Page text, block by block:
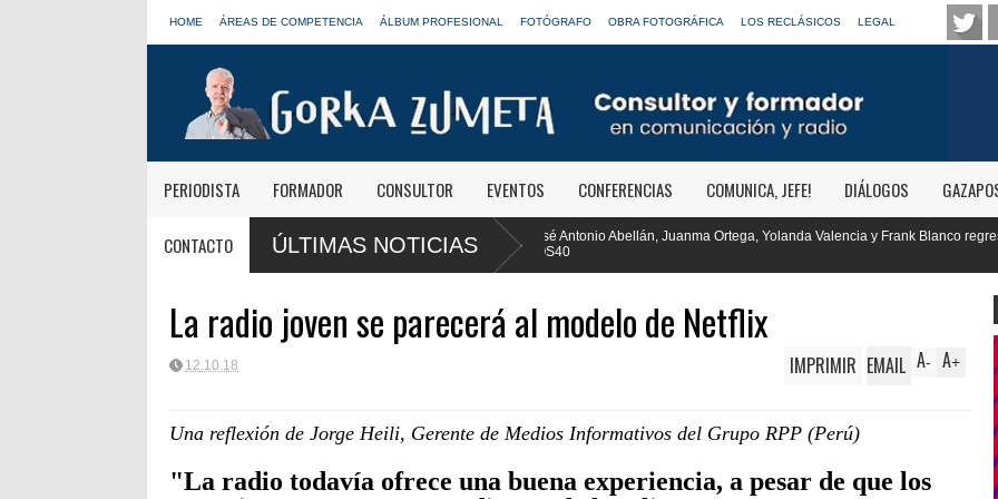
HOME ÁREAS DE COMPETENCIA ÁLBUM PROFESIONAL FOTÓGRAFO OBRA FOTOGRÁFICA LOS RECLÁSICOS LEGAL
PERIODISTA FORMADOR CONSULTOR EVENTOS CONFERENCIAS COMUNICA, JEFE! DIÁLOGOS
CONTACTO ÚLTIMAS NOTICIAS
de Onda Cero: "El viaje mereció
José Antonio Abellán, Juanma Ortega, Yolanda Valencia y Frank Blanco regresan a
LOS40
RTVE reivindica
La radio joven se parecerá al modelo de Netflix
12.10.18 A+
A-
IMPRIMIR EMAIL
Una reflexión de Jorge Heili, Gerente de Medios Informativos del Grupo RPP (Perú)
"La radio todavía ofrece una buena experiencia, a pesar de que los